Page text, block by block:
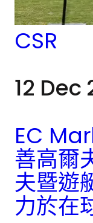
CSR
12 Dec
EC
善高爾
夫暨遊
力於在